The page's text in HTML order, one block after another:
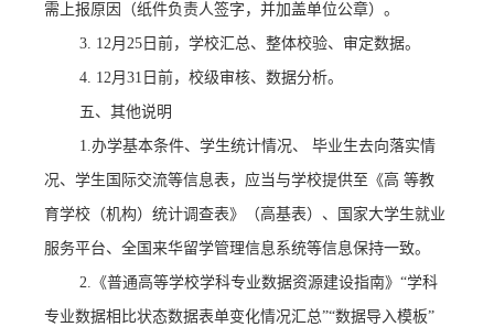
需上报原因（纸件负责人签字，并加盖单位公章）。
3. 12月25日前，学校汇总、整体校验、审定数据。
4. 12月31日前，校级审核、数据分析。
五、其他说明
1.办学基本条件、学生统计情况、 毕业生去向落实情
况、学生国际交流等信息表，应当与学校提供至《高 等教
育学校（机构）统计调查表》（高基表）、国家大学生就业
服务平台、全国来华留学管理信息系统等信息保持一致。
2. 《普通高等学校学科专业数据资源建设指南》“学科
专业数据相比状态数据表单变化情况汇总”“数据导入模板”